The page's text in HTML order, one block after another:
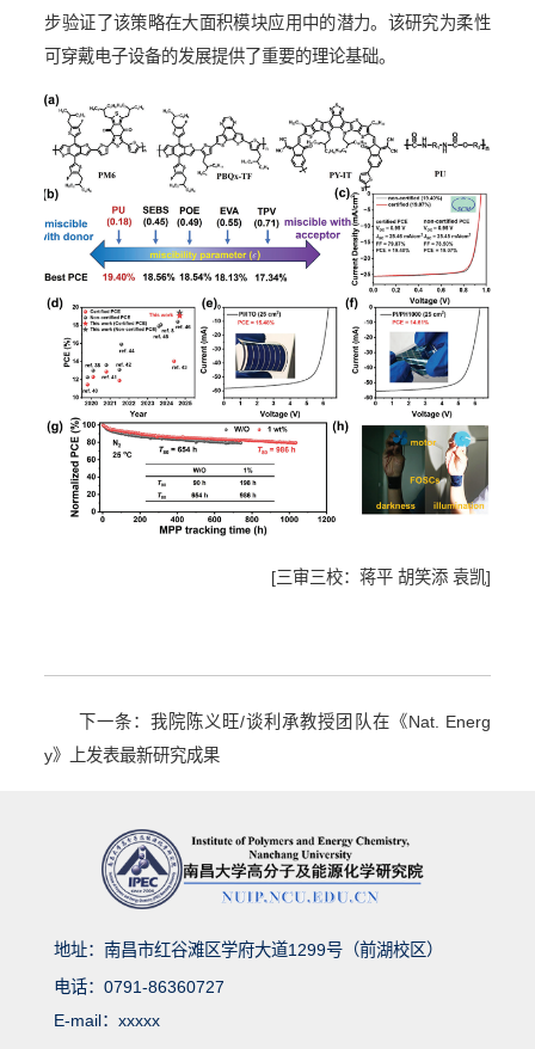
步验证了该策略在大面积模块应用中的潜力。该研究为柔性
可穿戴电子设备的发展提供了重要的理论基础。
[三审三校：蒋平 胡笑添 袁凯]
下一条：我院陈义旺/谈利承教授团队在《Nat. Energ
y》上发表最新研究成果
地址：南昌市红谷滩区学府大道1299号（前湖校区）
电话：0791-86360727
E-mail：xxxxx